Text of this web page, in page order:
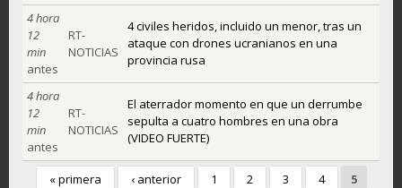
4 hora
12
min
antes
RT-
NOTICIAS
4 civiles heridos, incluido un menor, tras un
ataque con drones ucranianos en una
provincia rusa
4 hora
12
min
antes
RT-
NOTICIAS
El aterrador momento en que un derrumbe
sepulta a cuatro hombres en una obra
(VIDEO FUERTE)
« primera ‹ anterior 1 2 3 4
5